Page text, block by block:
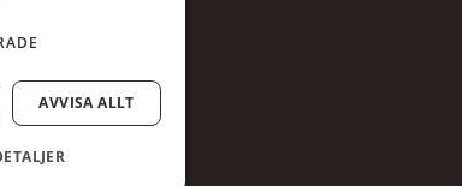
AVVISA ALLT